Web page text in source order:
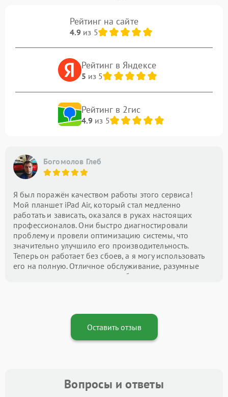
Рейтинг на сайте
4.9из 5
Рейтинг в Яндексе
5 из 5
Рейтинг в 2гис
4.9из 5
Богомолов Глеб
Я был поражён качеством работы этого сервиса!
Мой планшет iPad Air, который стал медленно
работать и зависать, оказался в руках настоящих
профессионалов. Они быстро диагностировали
проблему и провели оптимизацию системы, что
значительно улучшило его производительность.
Теперь он работает без сбоев, а я могу использовать
его на полную. Отличное обслуживание, разумные
цены и внимание к деталям — буду рекомендовать
Оставить отзыв
Вопросы и ответы